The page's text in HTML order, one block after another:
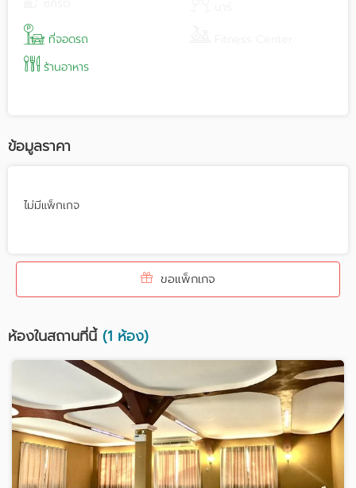
- ดำน้ำ เกาะทะลุ
- เจ็ตสกี บานาน่าโบ๊ท
- ตกหมึก
ที่จอดรถ
ร้านอาหาร
ข้อมูลราคา
ไม่มีแพ็กเกจ
ขอแพ็กเกจ
ห้องในสถานที่นี้(1 ห้อง)